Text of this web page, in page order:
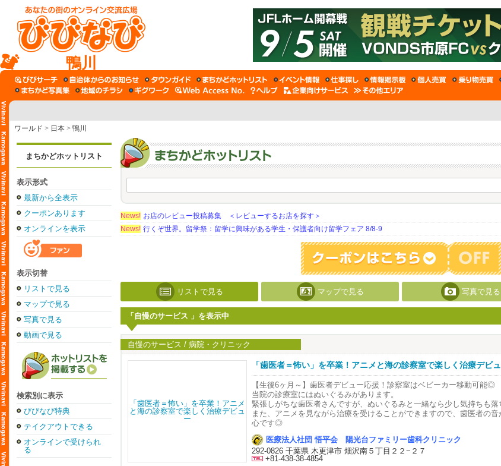
鴨川
ワールド > 日本 > 鴨川
まちかどホットリスト
表示形式
最新から全表示
クーポンあります
オンラインを表示
表示切替
リストで見る
マップで見る
写真で見る
動画で見る
検索別に表示
びびなび特典
テイクアウトできる
オンラインで受けられ
る
News! お店のレビュー投稿募集 ＜レビューするお店を探す＞
News! 行くぞ世界。留学祭：留学に興味がある学生・保護者向け留学フェア 8/8-9
リストで見る マップで見る 写真で見る
「自慢のサービス 」を表示中
自慢のサービス / 病院・クリニック
「歯医者＝怖い」を卒業！アニメと海の診察室で楽しく治療デビ
【生後6ヶ月～】歯医者デビュー応援！診察室はベビーカー移動可能◎
当院の診療室にはぬいぐるみがあります。
緊張しがちな歯医者さんですが、ぬいぐるみと一緒なら少し気持ちも
また、アニメを見ながら治療を受けることができますので、歯医者の
心です◎
歯医者デビューのお子さまで椅子に座れない場合はキッズスペースで遊
習やおやつの取り方などのお話をすることも可能ですので歯が生え始め
ください！
医療法人社団 悟平会 陽光台ファミリー歯科クリニック
292-0826 千葉県 木更津市 畑沢南５丁目２２−２７
+81-438-38-4854